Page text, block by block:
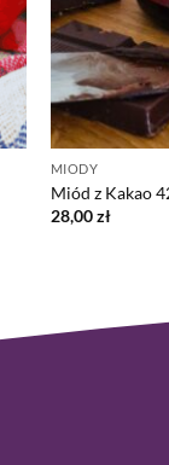
MIODY
Miód z Kakao
28,00zł